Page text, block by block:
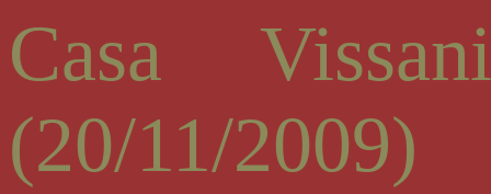
Casa
(20/11/2009)